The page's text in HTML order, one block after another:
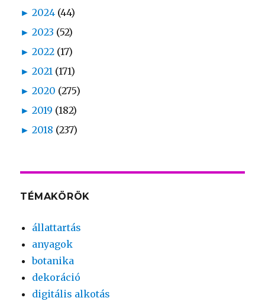
► 2024 (44)
► 2023 (52)
► 2022 (17)
► 2021 (171)
► 2020 (275)
► 2019 (182)
► 2018 (237)
TÉMAKÖRÖK
állattartás
anyagok
botanika
dekoráció
digitális alkotás